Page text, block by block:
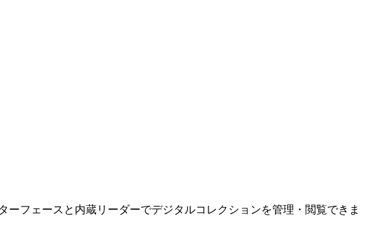
フェースと内蔵リーダーでデジタルコレクションを管理・閲覧できま